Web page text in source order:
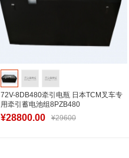
72V-8DB480牵引电瓶 日本TCM叉车专
用牵引蓄电池组8PZB480
¥28800.00 ¥29600